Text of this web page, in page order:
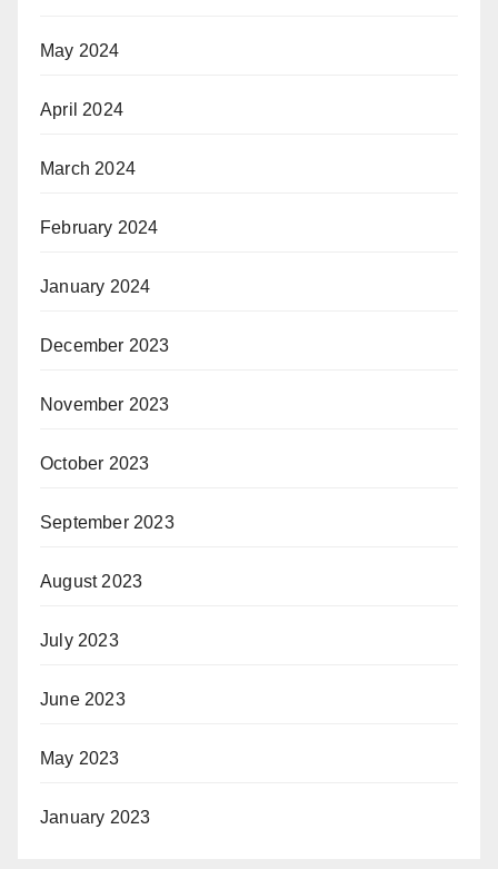
May 2024
April 2024
March 2024
February 2024
January 2024
December 2023
November 2023
October 2023
September 2023
August 2023
July 2023
June 2023
May 2023
January 2023